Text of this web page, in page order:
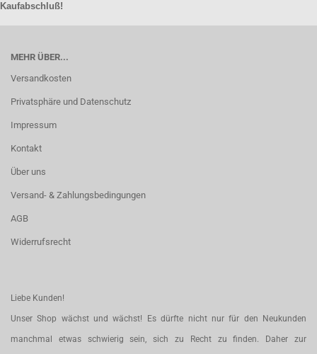
Kaufabschluß!
MEHR ÜBER...
Versandkosten
Privatsphäre und Datenschutz
Impressum
Kontakt
Über uns
Versand- & Zahlungsbedingungen
AGB
Widerrufsrecht
Liebe Kunden!
Unser Shop wächst und wächst! Es dürfte nicht nur für den Neukunden
manchmal etwas schwierig sein, sich zu Recht zu finden. Daher zur